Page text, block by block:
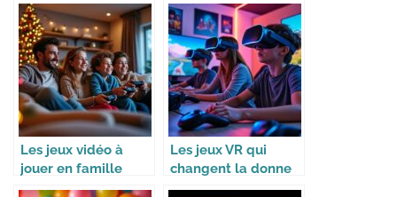
Les jeux vidéo à
jouer en famille
pendant les
Les jeux VR qui
changent la donne